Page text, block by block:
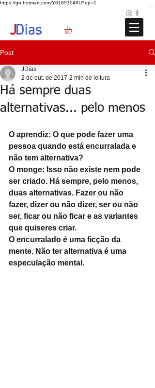
https://go.hotmart.com/Y61853049U?dp=1
JDias
Post
Há sempre duas
alternativas... pelo menos
JDias
2 de out. de 2017 2 min de leitura
O aprendiz: O que pode fazer uma
pessoa quando está encurralada e
não tem alternativa?
O monge: Isso não existe nem pode
ser criado. Há sempre, pelo menos,
duas alternativas. Fazer ou não
fazer, dizer ou não dizer, ser ou não
ser, ficar ou não ficar e as variantes
que quiseres criar.
O encurralado é uma ficção da
mente. Não ter alternativa é uma
especulação mental.